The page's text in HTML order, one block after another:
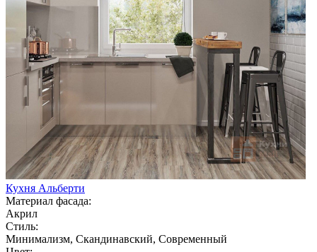
Кухня Альберти
Материал фасада:
Акрил
Стиль:
Минимализм, Скандинавский, Современный